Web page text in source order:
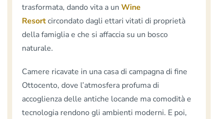
trasformata, dando vita a un Wine
Resortcircondato dagli ettari vitati di proprietà
della famiglia e che si affaccia su un bosco
naturale.
Camere ricavate in una casa di campagna di fine
Ottocento, dove l’atmosfera profuma di
accoglienza delle antiche locande ma comodità e
tecnologia rendono gli ambienti moderni. E poi,